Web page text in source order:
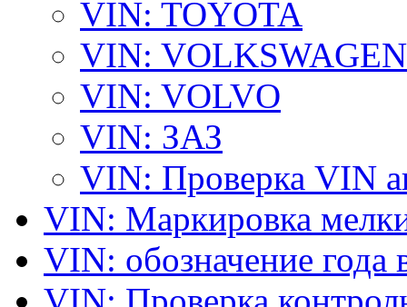
VIN: TOYOTA
VIN: VOLKSWAGEN
VIN: VOLVO
VIN: ЗАЗ
VIN: Проверка VIN
VIN: Маркировка
VIN: обозначение года